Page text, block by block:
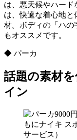
は、悪天候やハー
は、快適な着心地
材。ボディの「ハの
もオススメです。
◆ パーカ
話題の素材
イン